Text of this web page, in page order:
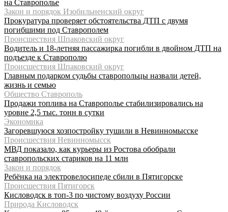
на Ставрополье
Закон и порядок Изобильненский округ
Прокуратура проверяет обстоятельства ДТП с двумя
погибшими под Ставрополем
Происшествия Шпаковский округ
Водитель и 18-летняя пассажирка погибли в двойном ДТП на
подъезде к Ставрополю
Происшествия Шпаковский округ
Главным подарком судьбы ставропольцы назвали детей,
жизнь и семью
Общество Ставрополь
Продажи топлива на Ставрополье стабилизировались на
уровне 2,5 тыс. тонн в сутки
Экономика
Загоревшуюся хозпостройку тушили в Невинномысске
Происшествия Невинномысск
МВД показало, как курьеры из Ростова обобрали
ставропольских стариков на 11 млн
Закон и порядок
Ребёнка на электровелосипеде сбили в Пятигорске
Происшествия Пятигорск
Кисловодск в топ-3 по чистому воздуху России
Природа Кисловодск